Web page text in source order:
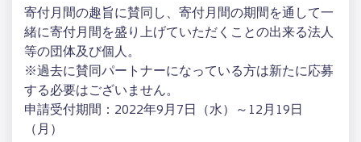
寄付月間の趣旨に賛同し、寄付月間の期間を通して一
緒に寄付月間を盛り上げていただくことの出来る法人
等の団体及び個人。
※過去に賛同パートナーになっている方は新たに応募
する必要はございません。
申請受付期間：2022年9月7日（水）～12月19日
（月）